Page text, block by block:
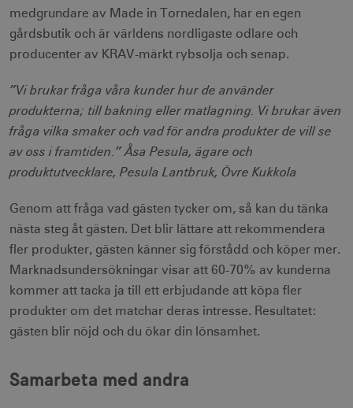
medgrundare av Made in Tornedalen, har en egen
gårdsbutik och är världens nordligaste odlare och
producenter av KRAV-märkt rybsolja och senap.
”Vi brukar fråga våra kunder hur de använder
produkterna; till bakning eller matlagning. Vi brukar även
fråga vilka smaker och vad för andra produkter de vill se
av oss i framtiden.” Åsa Pesula, ägare och
produktutvecklare, Pesula Lantbruk, Övre Kukkola
Genom att fråga vad gästen tycker om, så kan du tänka
nästa steg åt gästen. Det blir lättare att rekommendera
fler produkter, gästen känner sig förstådd och köper mer.
Marknadsundersökningar visar att 60-70% av kunderna
kommer att tacka ja till ett erbjudande att köpa fler
produkter om det matchar deras intresse. Resultatet:
gästen blir nöjd och du ökar din lönsamhet.
Samarbeta med andra